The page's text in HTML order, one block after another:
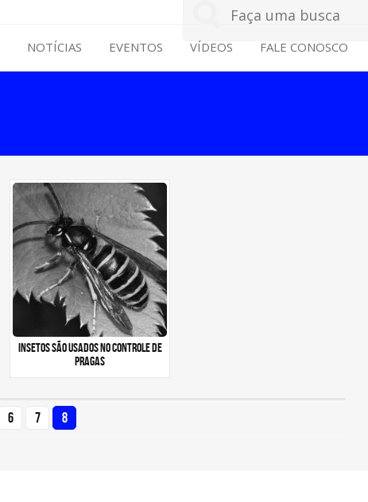
NOTÍCIAS EVENTOS VÍDEOS FALE CONOSCO
Insetos são usados no controle de
pragas
6 7 8